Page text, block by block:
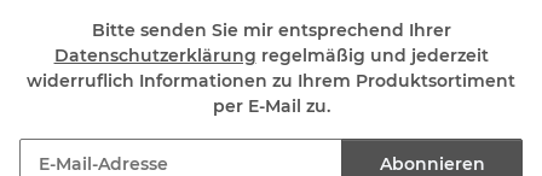
Bitte senden Sie mir entsprechend Ihrer
Datenschutzerklärung regelmäßig und jederzeit
widerruflich Informationen zu Ihrem Produktsortiment
per E-Mail zu.
Abonnieren